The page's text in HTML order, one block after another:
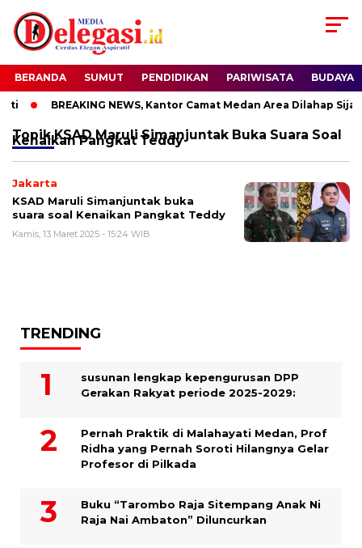
BERANDA SUMUT PENDIDIKAN PARIWISATA BUDAYA
BREAKING NEWS, Kantor Camat Medan Area Dilahap
TopikKSAD Maruli Simanjuntak Buka Suara Soal
Kenaikan Pangkat Teddy
Jakarta
KSAD Maruli Simanjuntak buka
suara soal Kenaikan Pangkat Teddy
Kamis, 13 Maret 2025 - 15:24 WIB
TRENDING
susunan lengkap kepengurusan DPP
Gerakan Rakyat periode 2025-2029:
Pernah Praktik di Malahayati Medan, Prof
Ridha yang Pernah Soroti Hilangnya Gelar
Profesor di Pilkada
Buku “Tarombo Raja Sitempang Anak Ni
Raja Nai Ambaton” Diluncurkan